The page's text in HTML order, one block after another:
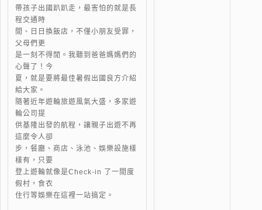
帶孩子出國趴趴走，最害怕的就是長
程交通時
間、日日換飯店，不僅小朋友受罪，
父母們更
是一刻不得閒。我聽到爸爸媽媽們的
心聲了！今
夏，就是要將最佳暑假出國良方介紹
給大家。
隨著近年遊輪旅遊風氣大盛，多家遊
輪公司提
供基隆出發的航程，讓親子出遊不再
這麼令人卻
步，餐廳、商店、泳池、娛樂設施樣
樣有，只要
登上遊輪就像是Check-in 了一間度
假村，食衣
住行等娛樂在這裡一站搞定。